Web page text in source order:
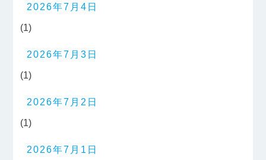
2026年7月4日
(1)
2026年7月3日
(1)
2026年7月2日
(1)
2026年7月1日